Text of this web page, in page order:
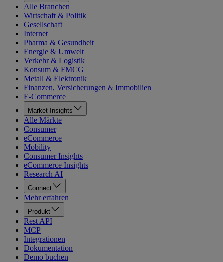
Alle Branchen
Wirtschaft & Politik
Gesellschaft
Internet
Pharma & Gesundheit
Energie & Umwelt
Verkehr & Logistik
Konsum & FMCG
Metall & Elektronik
Finanzen, Versicherungen & Immobilien
E-Commerce
Market Insights
Alle Märkte
Consumer
eCommerce
Mobility
Consumer Insights
eCommerce Insights
Research AI
Connect
Mehr erfahren
Produkt
Rest API
MCP
Integrationen
Dokumentation
Demo buchen